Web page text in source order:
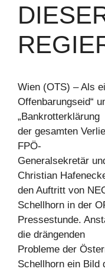
Wien (OTS) – Als
Offenbarungseid“
„Bankrotterklärung
der gesamten
FPÖ-
Generalsekretär
Christian
den Auftritt von
Schellhorn in der
Pressestunde.
die drängenden
Probleme der
Schellhorn ein Bild